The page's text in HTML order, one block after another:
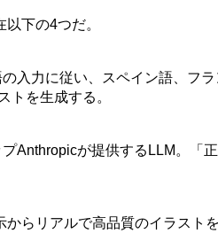
下の4つだ。
入力に従い、スペイン語、フ
トを生成する。
Anthropicが提供するLLM。「
らリアルで高品質のイラスト